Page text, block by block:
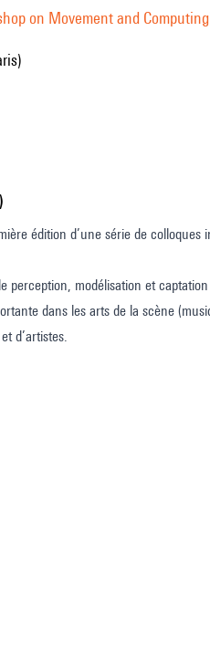
on Movement and
édition d’une série de
modélisation et
dans les arts de la scène
d’artistes.